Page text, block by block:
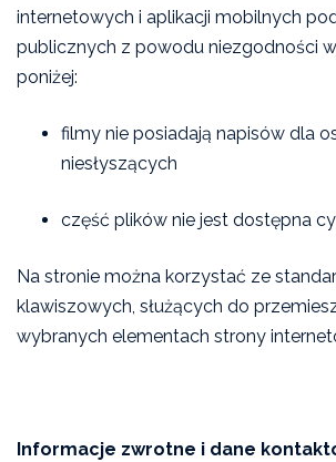
internetowych i aplikacji mobilnych
publicznych z powodu niezgodności
poniżej:
filmy nie posiadają napisów dla
niesłyszących
część plików nie jest dostępna
Na stronie można korzystać ze
klawiszowych, służących do
wybranych elementach strony
Informacje zwrotne i dane